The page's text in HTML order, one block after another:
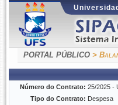
PORTAL PÚBLICO >
Número do Contrato: 25/2025 -
Tipo do Contrato: Despesa